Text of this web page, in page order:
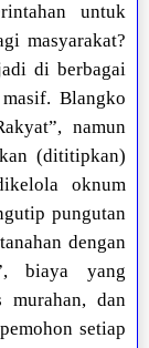
untuk
masyarakat?
di berbagai
Blangko
namun
(dititipkan)
oknum
pungutan
dengan
biaya yang
murahan, dan
setiap